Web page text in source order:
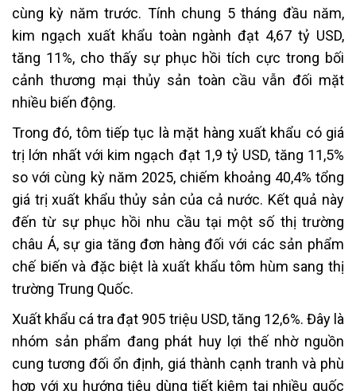
cùng kỳ năm trước. Tính chung 5 tháng đầu năm,
kim ngạch xuất khẩu toàn ngành đạt 4,67 tỷ USD,
tăng 11%, cho thấy sự phục hồi tích cực trong bối
cảnh thương mại thủy sản toàn cầu vẫn đối mặt
nhiều biến động.
Trong đó, tôm tiếp tục là mặt hàng xuất khẩu có giá
trị lớn nhất với kim ngạch đạt 1,9 tỷ USD, tăng 11,5%
so với cùng kỳ năm 2025, chiếm khoảng 40,4% tổng
giá trị xuất khẩu thủy sản của cả nước. Kết quả này
đến từ sự phục hồi nhu cầu tại một số thị trường
châu Á, sự gia tăng đơn hàng đối với các sản phẩm
chế biến và đặc biệt là xuất khẩu tôm hùm sang thị
trường Trung Quốc.
Xuất khẩu cá tra đạt 905 triệu USD, tăng 12,6%. Đây là
nhóm sản phẩm đang phát huy lợi thế nhờ nguồn
cung tương đối ổn định, giá thành cạnh tranh và phù
hợp với xu hướng tiêu dùng tiết kiệm tại nhiều quốc